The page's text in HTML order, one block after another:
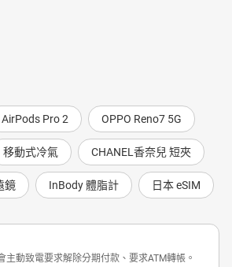
AirPods Pro 2 OPPO Reno7 5G
移動式冷氣 CHANEL香奈兒 短夾
鏡 InBody 體脂計 日本 eSIM
主動致電要求解除分期付款、要求ATM轉帳。